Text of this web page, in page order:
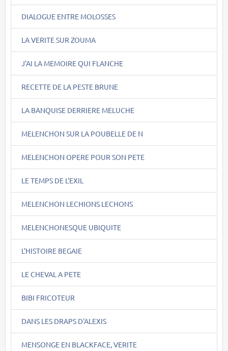
DIALOGUE ENTRE MOLOSSES
LA VERITE SUR ZOUMA
J'AI LA MEMOIRE QUI FLANCHE
RECETTE DE LA PESTE BRUNE
LA BANQUISE DERRIERE MELUCHE
MELENCHON SUR LA POUBELLE DE N
MELENCHON OPERE POUR SON PETE
LE TEMPS DE L'EXIL
MELENCHON LECHIONS LECHONS
MELENCHONESQUE UBIQUITE
L'HISTOIRE BEGAIE
LE CHEVAL A PETE
BIBI FRICOTEUR
DANS LES DRAPS D'ALEXIS
MENSONGE EN BLACKFACE, VERITE